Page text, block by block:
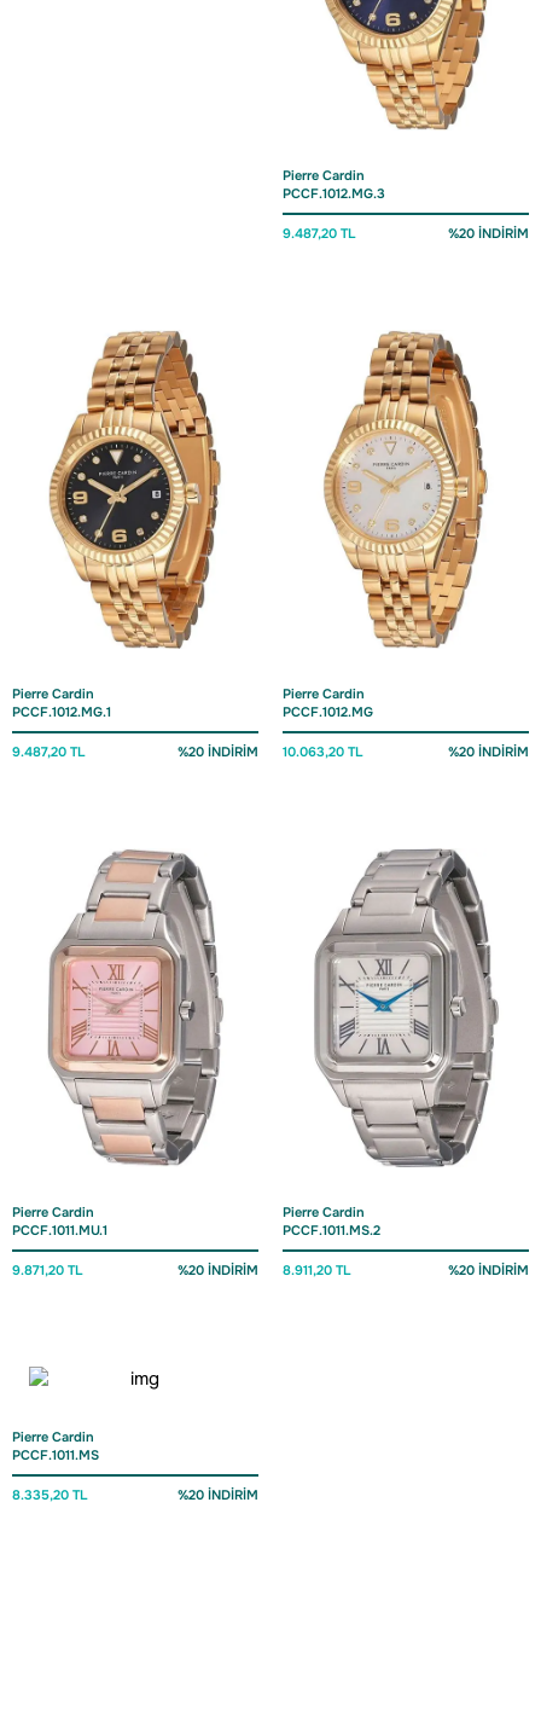
Pierre Cardin
PCCF.1012.MG.3
9.487,20 TL %20 İNDİRİM
Pierre Cardin
PCCF.1012.MG.1
9.487,20 TL %20 İNDİRİM
Pierre Cardin
PCCF.1012.MG
10.063,20 TL %20 İNDİRİM
Pierre Cardin
PCCF.1011.MU.1
9.871,20 TL %20 İNDİRİM
Pierre Cardin
PCCF.1011.MS.2
8.911,20 TL %20 İNDİRİM
Pierre Cardin
PCCF.1011.MS
8.335,20 TL %20 İNDİRİM